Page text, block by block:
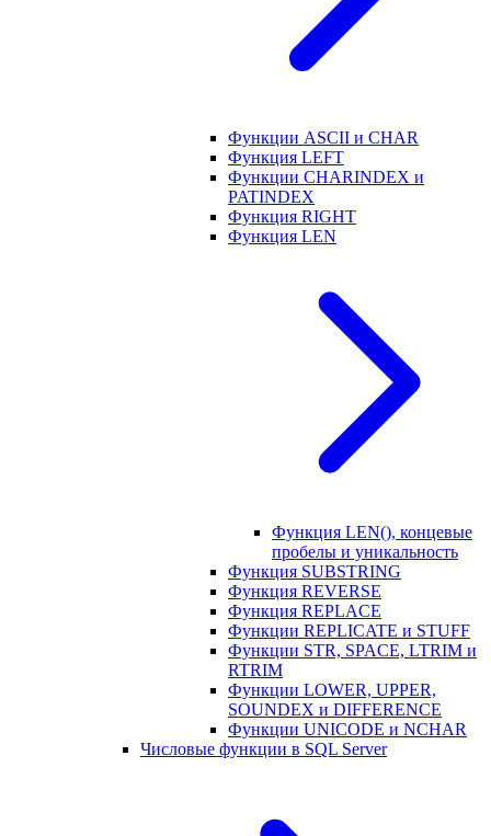
Функции ASCII и CHAR
Функция LEFT
Функции CHARINDEX и
PATINDEX
Функция RIGHT
Функция LEN
Функция LEN(), концевые
пробелы и уникальность
Функция SUBSTRING
Функция REVERSE
Функция REPLACE
Функции REPLICATE и STUFF
Функции STR, SPACE, LTRIM и
RTRIM
Функции LOWER, UPPER,
SOUNDEX и DIFFERENCE
Функции UNICODE и NCHAR
Числовые функции в SQL Server